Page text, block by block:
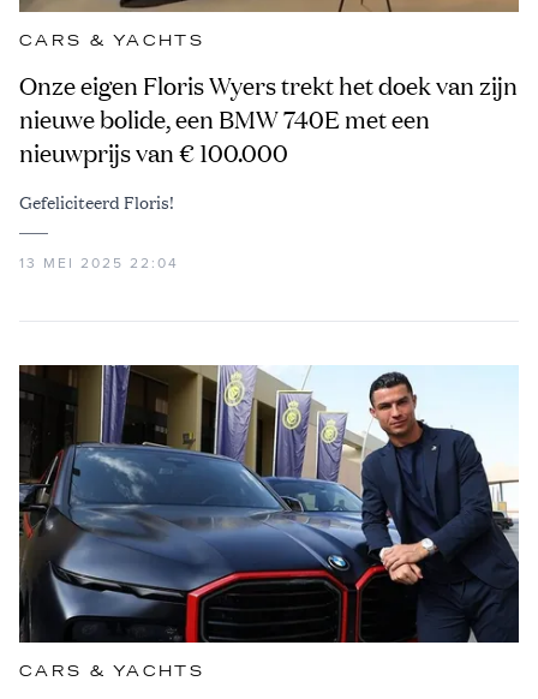
CARS & YACHTS
Onze eigen Floris Wyers trekt het doek van zijn
nieuwe bolide, een BMW 740E met een
nieuwprijs van € 100.000
Gefeliciteerd Floris!
13 MEI 2025 22:04
CARS & YACHTS